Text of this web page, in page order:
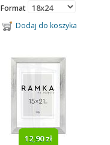
Format
Dodaj do koszyka
12,90 zł